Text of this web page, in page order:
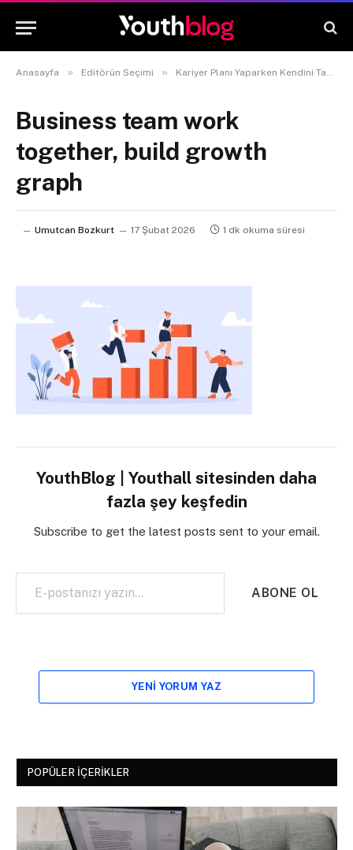
Anasayfa » Editörün Seçimi » Kariyer Planı Yaparken Kendini Tanımanın Önemi
Business team work
together, build growth
graph
Umutcan Bozkurt 17 Şubat 2026 1 dk okuma süresi
YouthBlog | Youthall sitesinden daha
fazla şey keşfedin
Subscribe to get the latest posts sent to your email.
E-postanızı yazın…
ABONE OL
YENI YORUM YAZ
POPÜLER İÇERIKLER